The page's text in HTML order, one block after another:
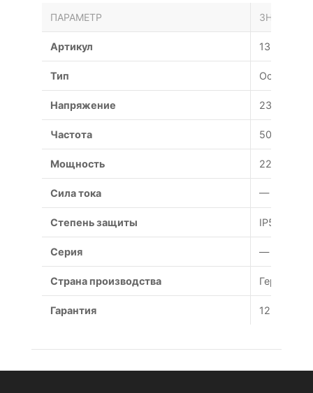
ПАРАМЕТР ЗНАЧЕНИЕ
Артикул 132524
Тип Осевой
Напряжение 230 В
Частота 50 Гц
Мощность 220 Вт
Сила тока — А
Степень защиты IP54
Серия —
Страна производства Германия
Гарантия 12